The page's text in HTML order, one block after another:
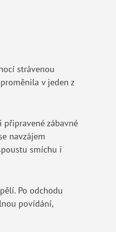
strávenou
v jeden z
zábavné
navzájem
smíchu i
Po odchodu
povídání,